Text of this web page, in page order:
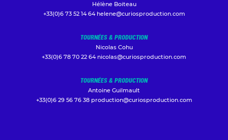
Hélène Boiteau
+33(0)6 73 52 14 64 helene@curiosproduction.com
TOURNÉES & PRODUCTION
Nicolas Cohu
+33(0)6 78 70 22 64 nicolas@curiosproduction.com
TOURNÉES & PRODUCTION
Antoine Guilmault
+33(0)6 29 56 76 38 production@curiosproduction.com